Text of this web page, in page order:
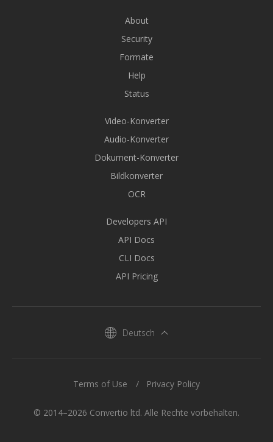
About
Security
Formate
Help
Status
Video-Konverter
Audio-Konverter
Dokument-Konverter
Bildkonverter
OCR
Developers API
API Docs
CLI Docs
API Pricing
Deutsch
© 2014–2026 Convertio ltd. Alle Rechte vorbehalten.
Terms of Use Privacy Policy